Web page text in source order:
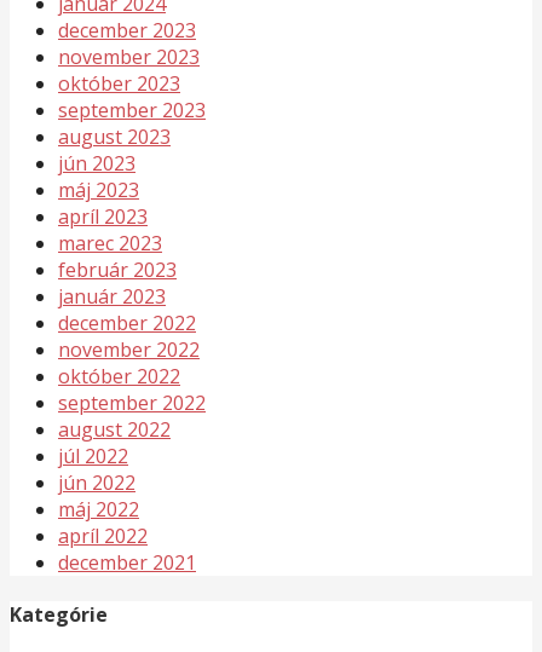
december 2023
november 2023
október 2023
september 2023
august 2023
jún 2023
máj 2023
apríl 2023
marec 2023
február 2023
január 2023
december 2022
november 2022
október 2022
september 2022
august 2022
júl 2022
jún 2022
máj 2022
apríl 2022
december 2021
Kategórie